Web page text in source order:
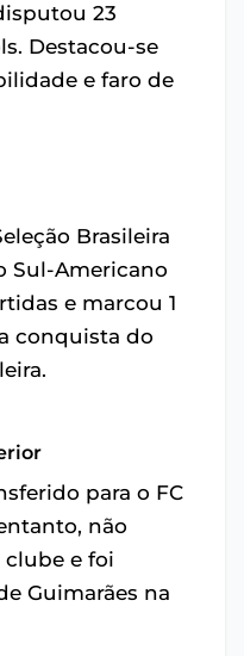
23
Destacou-se
e faro de
Brasileira
Sul-Americano
e marcou 1
conquista do
para o FC
não
e foi
Guimarães na